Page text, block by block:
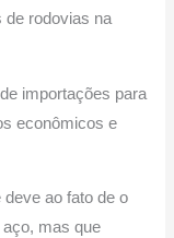
de rodovias na
importações para
econômicos e
ao fato de o
mas que